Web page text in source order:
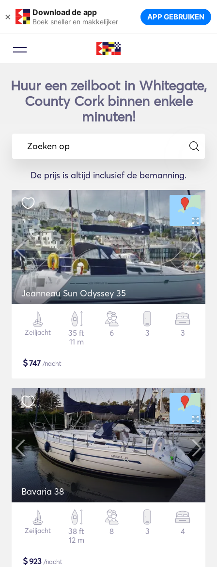
× Download de app
Boek sneller en makkelijker APP GEBRUIKEN
Huur een zeilboot in Whitegate,
County Cork binnen enkele
minuten!
Zoeken op
De prijs is altijd inclusief de bemanning.
Jeanneau Sun Odyssey 35
Zeiljacht
35 ft
11 m
6 3 3
$747 /nacht
Bavaria 38
Zeiljacht
38 ft
12 m
8 3 4
$923 /nacht